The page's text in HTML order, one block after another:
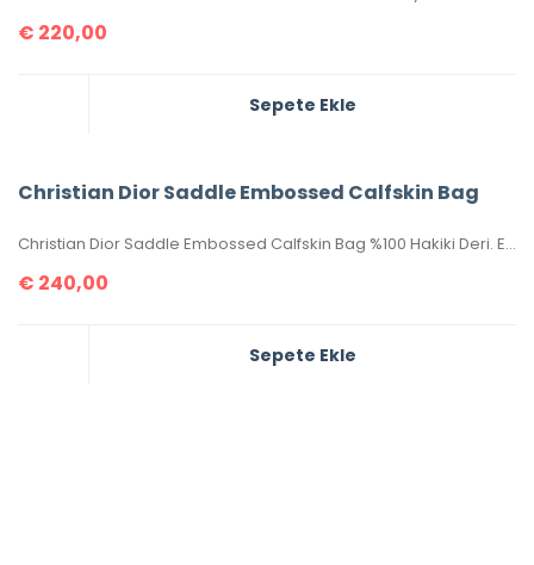
€ 220,00
Sepete Ekle
Christian Dior Saddle Embossed Calfskin Bag
Christian Dior Saddle Embossed Calfskin Bag %100 Hakiki Deri. Elde, kolda veya omuzda taşımaya uygundur. Yüksek kalite, işçilikli, tamamen birebir üründür.Seri numaralıdır.Ebatı 25x20x6 cm dir. Kutulu, toz torbalı, sertifikalıdır.
€ 240,00
Sepete Ekle